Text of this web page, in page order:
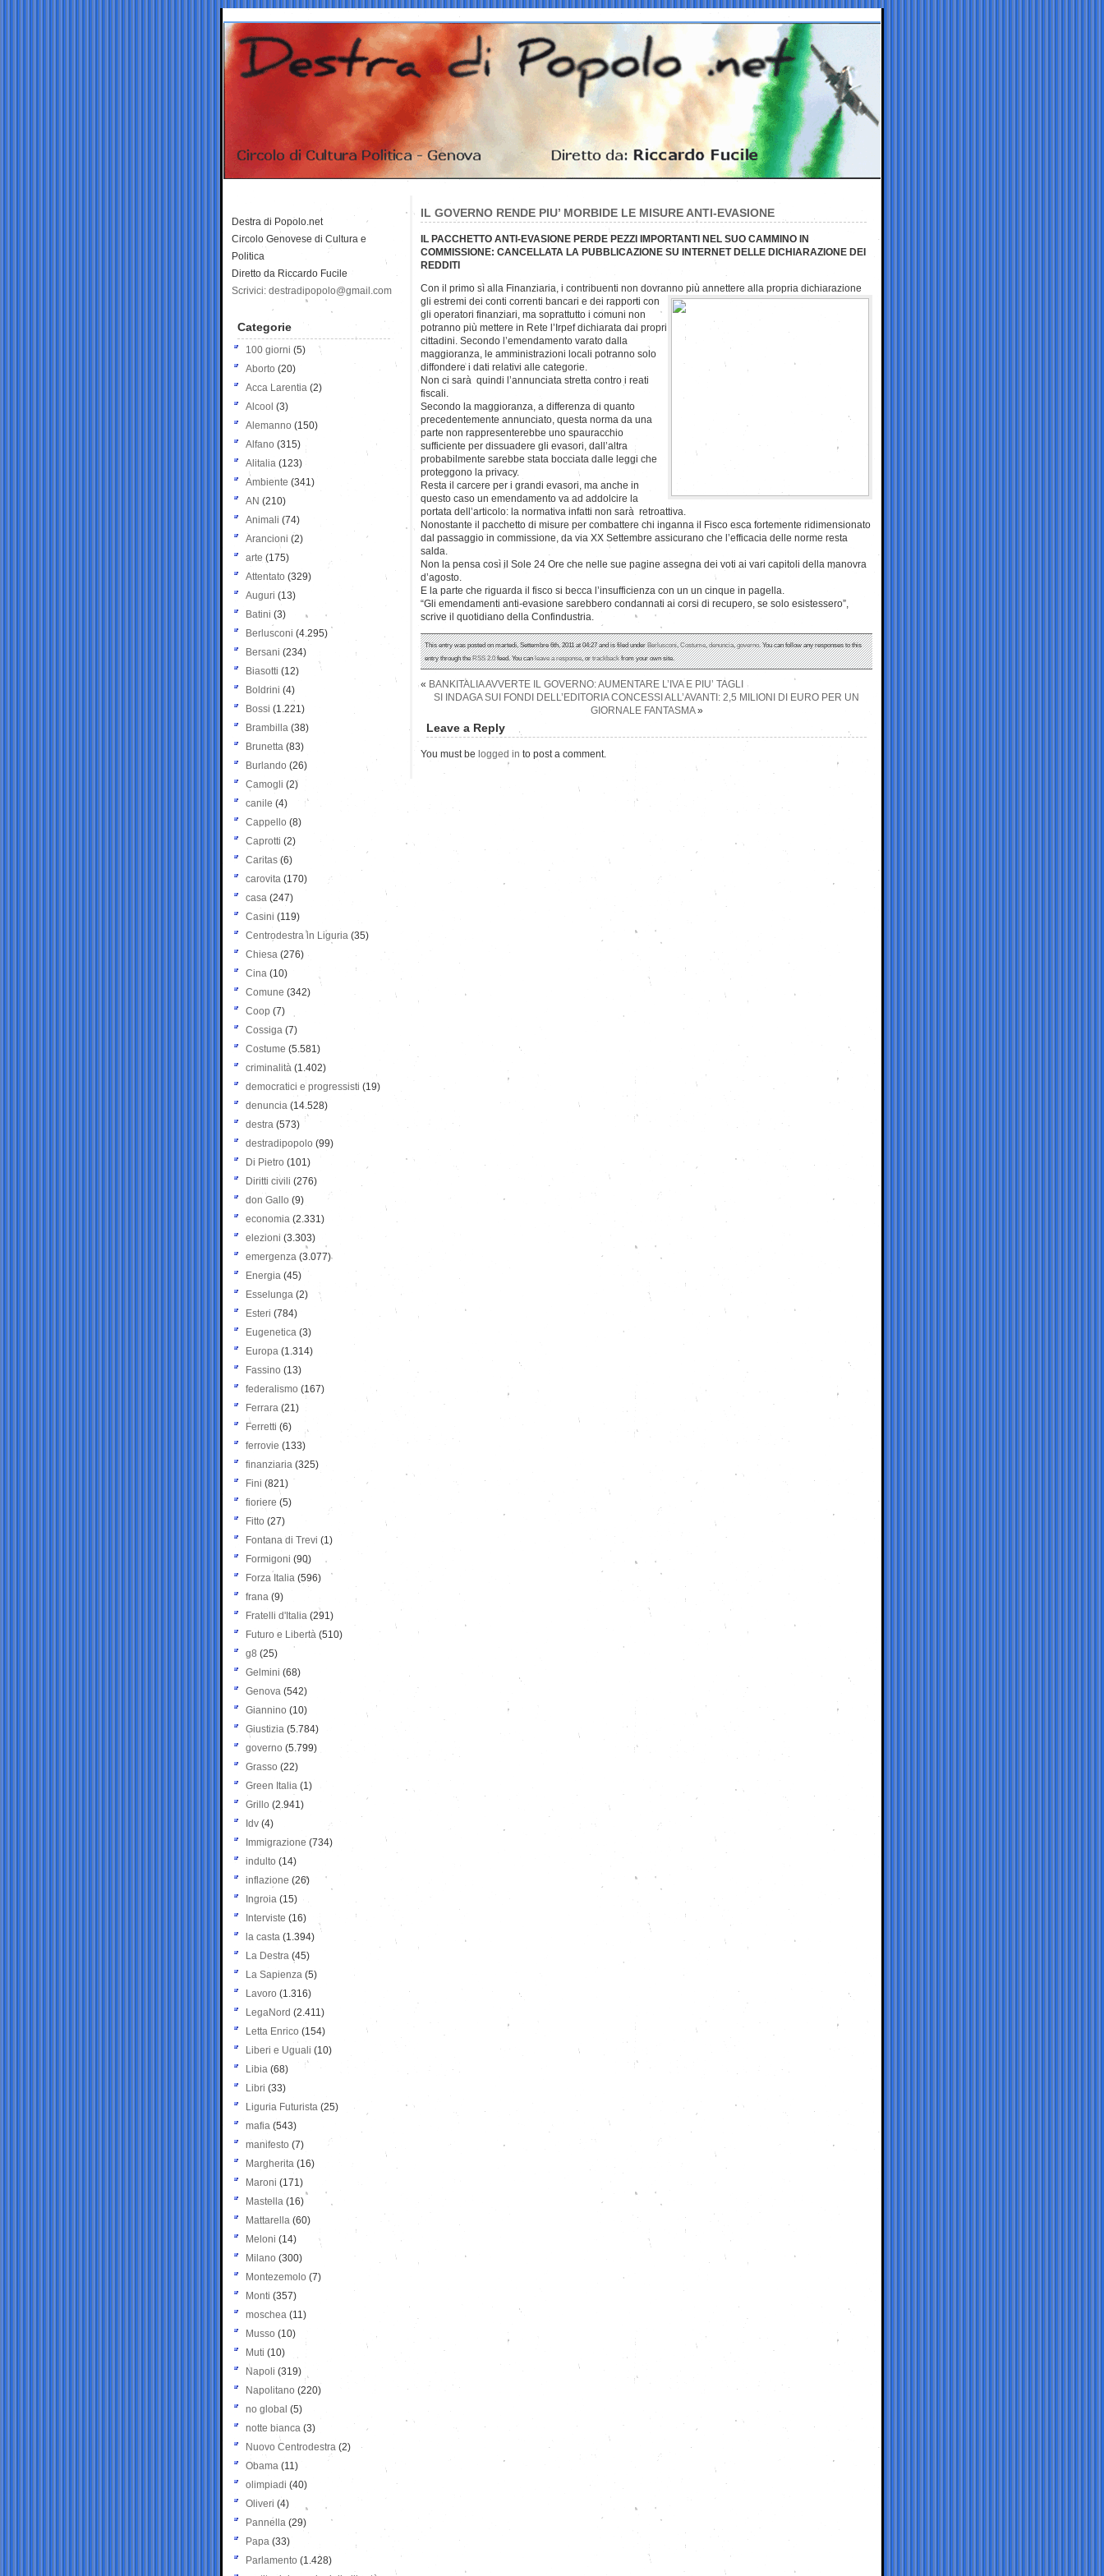
IL GOVERNO RENDE PIU’ MORBIDE LE MISURE ANTI-EVASIONE
IL PACCHETTO ANTI-EVASIONE PERDE PEZZI IMPORTANTI NEL SUO CAMMINO IN
COMMISSIONE: CANCELLATA LA PUBBLICAZIONE SU INTERNET DELLE DICHIARAZIONE DEI
REDDITI
Con il primo sì alla Finanziaria, i contribuenti non dovranno più annettere alla propria dichiarazione
gli estremi dei conti correnti bancari e dei rapporti con
gli operatori finanziari, ma soprattutto i comuni non
potranno più mettere in Rete l’Irpef dichiarata dai propri
cittadini. Secondo l’emendamento varato dalla
maggioranza, le amministrazioni locali potranno solo
diffondere i dati relativi alle categorie.
Non ci sarà quindi l’annunciata stretta contro i reati
fiscali.
Secondo la maggioranza, a differenza di quanto
precedentemente annunciato, questa norma da una
parte non rappresenterebbe uno spauracchio
sufficiente per dissuadere gli evasori, dall’altra
probabilmente sarebbe stata bocciata dalle leggi che
proteggono la privacy.
Resta il carcere per i grandi evasori, ma anche in
questo caso un emendamento va ad addolcire la
portata dell’articolo: la normativa infatti non sarà retroattiva.
Nonostante il pacchetto di misure per combattere chi inganna il Fisco esca fortemente ridimensionato
dal passaggio in commissione, da via XX Settembre assicurano che l’efficacia delle norme resta
salda.
Non la pensa così il Sole 24 Ore che nelle sue pagine assegna dei voti ai vari capitoli della manovra
d’agosto.
E la parte che riguarda il fisco si becca l’insufficienza con un un cinque in pagella.
“Gli emendamenti anti-evasione sarebbero condannati ai corsi di recupero, se solo esistessero”,
scrive il quotidiano della Confindustria.
This entry was posted on martedì, Settembre 6th, 2011 at 04:27 and is filed underBerlusconi,Costume,denuncia,governo. You can follow any responses to this
entry through theRSS 2.0feed. You canleave a response, ortrackbackfrom your own site.
« BANKITALIA AVVERTE IL GOVERNO: AUMENTARE L’IVA E PIU’ TAGLI
SI INDAGA SUI FONDI DELL’EDITORIA CONCESSI ALL’AVANTI: 2,5 MILIONI DI EURO PER UN
GIORNALE FANTASMA»
Leave a Reply
You must be logged in to post a comment.
Destra di Popolo.net
Circolo Genovese di Cultura e
Politica
Diretto da Riccardo Fucile
Scrivici: destradipopolo@gmail.com
Categorie
100 giorni (5)
Aborto (20)
Acca Larentia (2)
Alcool (3)
Alemanno (150)
Alfano (315)
Alitalia (123)
Ambiente (341)
AN (210)
Animali (74)
Arancioni (2)
arte (175)
Attentato (329)
Auguri (13)
Batini (3)
Berlusconi (4.295)
Bersani (234)
Biasotti (12)
Boldrini (4)
Bossi (1.221)
Brambilla (38)
Brunetta (83)
Burlando (26)
Camogli (2)
canile (4)
Cappello (8)
Caprotti (2)
Caritas (6)
carovita (170)
casa (247)
Casini (119)
Centrodestra in Liguria (35)
Chiesa (276)
Cina (10)
Comune (342)
Coop (7)
Cossiga (7)
Costume (5.581)
criminalità (1.402)
democratici e progressisti (19)
denuncia (14.528)
destra (573)
destradipopolo (99)
Di Pietro (101)
Diritti civili (276)
don Gallo (9)
economia (2.331)
elezioni (3.303)
emergenza (3.077)
Energia (45)
Esselunga (2)
Esteri (784)
Eugenetica (3)
Europa (1.314)
Fassino (13)
federalismo (167)
Ferrara (21)
Ferretti (6)
ferrovie (133)
finanziaria (325)
Fini (821)
fioriere (5)
Fitto (27)
Fontana di Trevi (1)
Formigoni (90)
Forza Italia (596)
frana (9)
Fratelli d'Italia (291)
Futuro e Libertà (510)
g8 (25)
Gelmini (68)
Genova (542)
Giannino (10)
Giustizia (5.784)
governo (5.799)
Grasso (22)
Green Italia (1)
Grillo (2.941)
Idv (4)
Immigrazione (734)
indulto (14)
inflazione (26)
Ingroia (15)
Interviste (16)
la casta (1.394)
La Destra (45)
La Sapienza (5)
Lavoro (1.316)
LegaNord (2.411)
Letta Enrico (154)
Liberi e Uguali (10)
Libia (68)
Libri (33)
Liguria Futurista (25)
mafia (543)
manifesto (7)
Margherita (16)
Maroni (171)
Mastella (16)
Mattarella (60)
Meloni (14)
Milano (300)
Montezemolo (7)
Monti (357)
moschea (11)
Musso (10)
Muti (10)
Napoli (319)
Napolitano (220)
no global (5)
notte bianca (3)
Nuovo Centrodestra (2)
Obama (11)
olimpiadi (40)
Oliveri (4)
Pannella (29)
Papa (33)
Parlamento (1.428)